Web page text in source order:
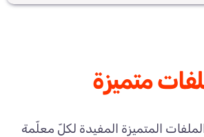
متميزة
المتميزة المفيدة لكلّ معلّمة